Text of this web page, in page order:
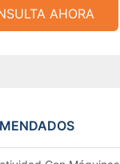
AHORA